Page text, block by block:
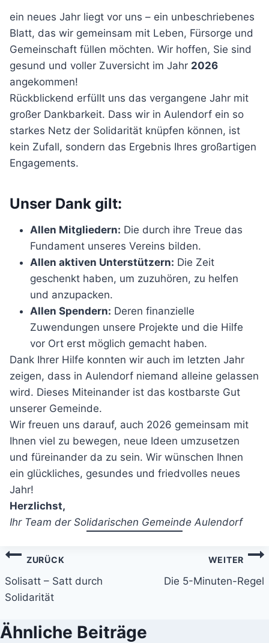
ein neues Jahr liegt vor uns – ein unbeschriebenes
Blatt, das wir gemeinsam mit Leben, Fürsorge und
Gemeinschaft füllen möchten. Wir hoffen, Sie sind
gesund und voller Zuversicht im Jahr 2026
angekommen!
Rückblickend erfüllt uns das vergangene Jahr mit
großer Dankbarkeit. Dass wir in Aulendorf ein so
starkes Netz der Solidarität knüpfen können, ist
kein Zufall, sondern das Ergebnis Ihres großartigen
Engagements.
Unser Dank gilt:
Allen Mitgliedern: Die durch ihre Treue das
Fundament unseres Vereins bilden.
Allen aktiven Unterstützern: Die Zeit
geschenkt haben, um zuzuhören, zu helfen
und anzupacken.
Allen Spendern: Deren finanzielle
Zuwendungen unsere Projekte und die Hilfe
vor Ort erst möglich gemacht haben.
Dank Ihrer Hilfe konnten wir auch im letzten Jahr
zeigen, dass in Aulendorf niemand alleine gelassen
wird. Dieses Miteinander ist das kostbarste Gut
unserer Gemeinde.
Wir freuen uns darauf, auch 2026 gemeinsam mit
Ihnen viel zu bewegen, neue Ideen umzusetzen
und füreinander da zu sein. Wir wünschen Ihnen
ein glückliches, gesundes und friedvolles neues
Jahr!
Herzlichst,
Ihr Team der Solidarischen Gemeinde Aulendorf
Beitragsnavigation
ZURÜCK
Solisatt – Satt durch
Solidarität
WEITER
Die 5-Minuten-Regel
Ähnliche Beiträge